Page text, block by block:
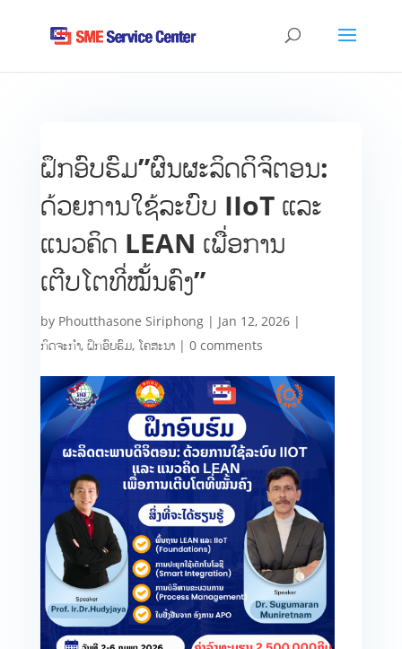
ຝຶກອົບຮົມ”ຜົນຜະລິດດິຈິຕອນ:
ດ້ວຍການໃຊ້ລະບົບ IIoT ແລະ
ແນວຄິດ LEAN ເພື່ອການ
ເຕີບໂຕທີ່ໝັ້ນຄົງ”
by Phoutthasone Siriphong| Jan 12, 2026|
ກິດຈະກຳ, ຝຶກອົບຮົມ, ໂຄສະນາ| 0 comments